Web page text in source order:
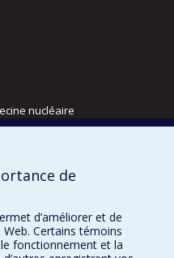
nucléaire
physique
de
d’améliorer et de
Certains témoins
fonctionnement et la